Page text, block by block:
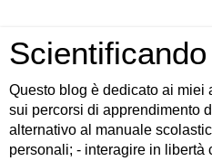
Scientificando
Questo blog è dedicato ai miei
sui percorsi di apprendimento
alternativo al manuale
personali; - interagire in libertà